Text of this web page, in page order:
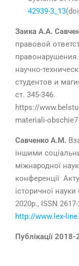
42939-3_13(
Заика А.А.
правовой
научно-
студентов и
ст. 345-346.
https://
materiali-
Савченко А.М.
іншими
міжнародної
конференції
історичної
2020р., ISSN
http://www.lex-
Публікації